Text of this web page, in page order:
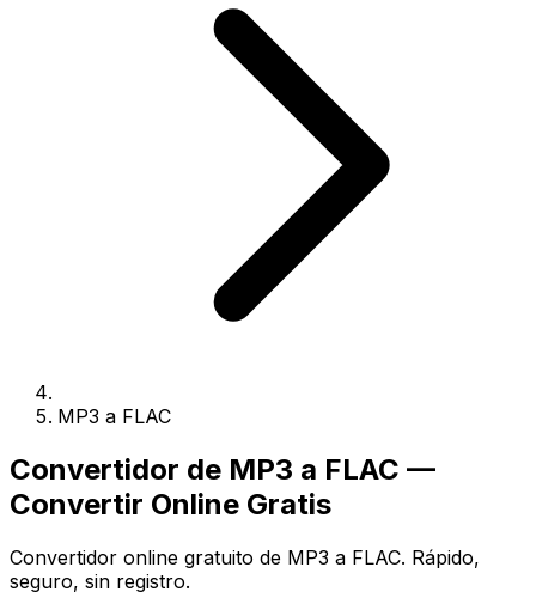
MP3 a FLAC
Convertidor de MP3 a FLAC —
Convertir Online Gratis
Convertidor online gratuito de MP3 a FLAC. Rápido,
seguro, sin registro.